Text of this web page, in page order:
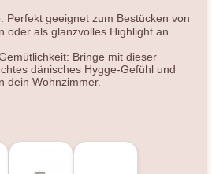
Perfekt geeignet zum Bestücken von
oder als glanzvolles Highlight an
Bringe mit dieser
dänisches Hygge-Gefühl und
dein Wohnzimmer.